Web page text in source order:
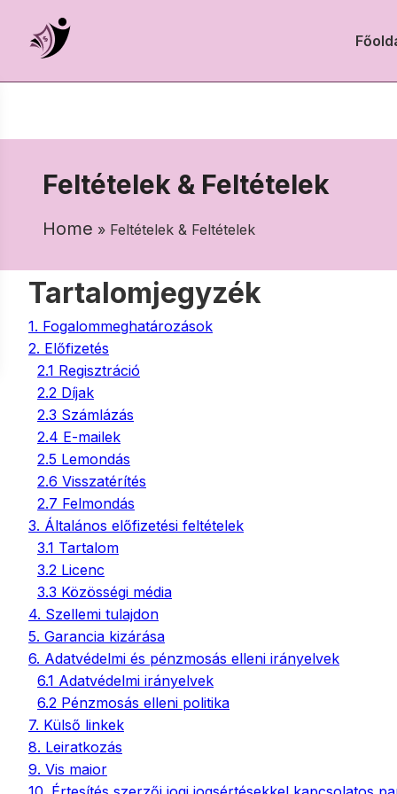
Feltételek & Feltételek
Home » Feltételek & Feltételek
Tartalomjegyzék
1. Fogalommeghatározások
2. Előfizetés
2.1 Regisztráció
2.2 Díjak
2.3 Számlázás
2.4 E-mailek
2.5 Lemondás
2.6 Visszatérítés
2.7 Felmondás
3. Általános előfizetési feltételek
3.1 Tartalom
3.2 Licenc
3.3 Közösségi média
4. Szellemi tulajdon
5. Garancia kizárása
6. Adatvédelmi és pénzmosás elleni irányelvek
6.1 Adatvédelmi irányelvek
6.2 Pénzmosás elleni politika
7. Külső linkek
8. Leiratkozás
9. Vis maior